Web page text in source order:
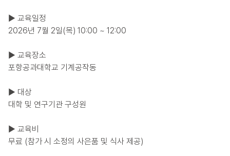
▶ 교육일정
2026년 7월 2일(목) 10:00 ~ 12:00
▶ 교육장소
포항공과대학교 기계공작동
▶ 대상
대학 및 연구기관 구성원
▶ 교육비
무료 (참가 시 소정의 사은품 및 식사 제공)